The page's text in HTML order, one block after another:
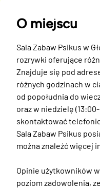
O miejscu
Sala Zabaw Psikus w
rozrywki oferujące
Znajduje się pod
różnych godzinach w
od popołudnia do
oraz w niedzielę
skontaktować
Sala Zabaw Psikus
można znaleźć więcej
Opinie użytkowników
poziom zadowolenia,